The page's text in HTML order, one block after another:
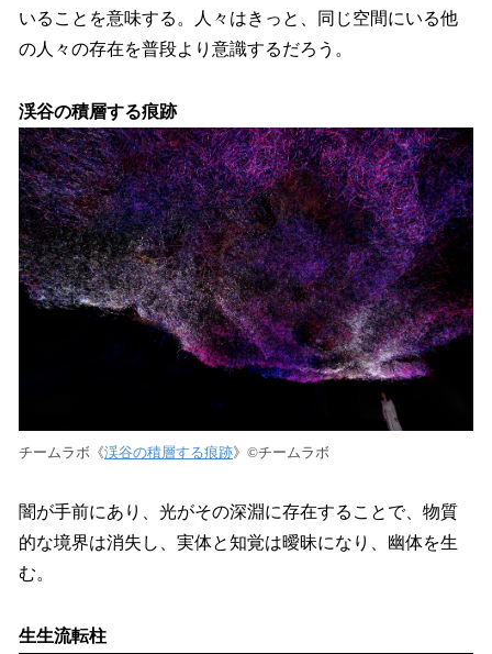
いることを意味する。人々はきっと、同じ空間にいる他
の人々の存在を普段より意識するだろう。
渓谷の積層する痕跡
チームラボ《渓谷の積層する痕跡》©︎チームラボ
闇が手前にあり、光がその深淵に存在することで、物質
的な境界は消失し、実体と知覚は曖昧になり、幽体を生
む。
生生流転柱